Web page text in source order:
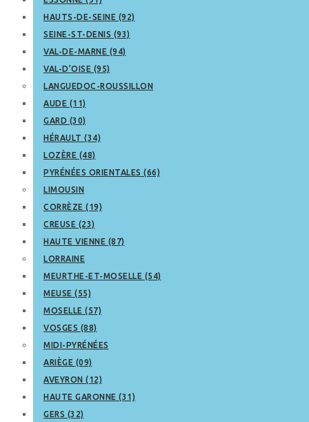
HAUTS-DE-SEINE (92)
SEINE-ST-DENIS (93)
VAL-DE-MARNE (94)
VAL-D’OISE (95)
LANGUEDOC-ROUSSILLON
AUDE (11)
GARD (30)
HÉRAULT (34)
LOZÈRE (48)
PYRÉNÉES ORIENTALES (66)
LIMOUSIN
CORRÈZE (19)
CREUSE (23)
HAUTE VIENNE (87)
LORRAINE
MEURTHE-ET-MOSELLE (54)
MEUSE (55)
MOSELLE (57)
VOSGES (88)
MIDI-PYRÉNÉES
ARIÈGE (09)
AVEYRON (12)
HAUTE GARONNE (31)
GERS (32)